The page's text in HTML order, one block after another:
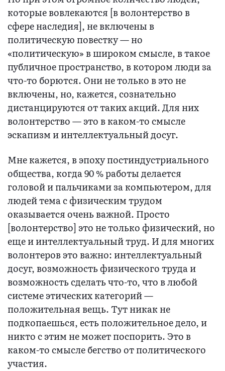
которые вовлекаются [в волонтерство в
сфере наследия], не включены в
политическую повестку — но
«политическую» в широком смысле, в такое
публичное пространство, в котором люди за
что-то борются. Они не только в это не
включены, но, кажется, сознательно
дистанцируются от таких акций. Для них
волонтерство — это в каком-то смысле
эскапизм и интеллектуальный досуг.
Мне кажется, в эпоху постиндустриального
общества, когда 90 % работы делается
головой и пальчиками за компьютером, для
людей тема с физическим трудом
оказывается очень важной. Просто
[волонтерство] это не только физический, но
еще и интеллектуальный труд. И для многих
волонтеров это важно: интеллектуальный
досуг, возможность физического труда и
возможность сделать что-то, что в любой
системе этических категорий —
положительная вещь. Тут никак не
подкопаешься, есть положительное дело, и
никто с этим не может поспорить. Это в
каком-то смысле бегство от политического
участия.